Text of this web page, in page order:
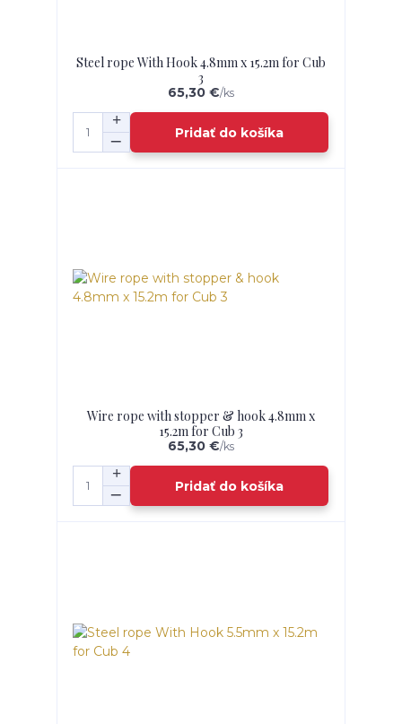
Steel rope With Hook 4.8mm x 15.2m for Cub
3
65,30 €/ks
Pridať do košíka
Wire rope with stopper & hook 4.8mm x
15.2m for Cub 3
65,30 €/ks
Pridať do košíka